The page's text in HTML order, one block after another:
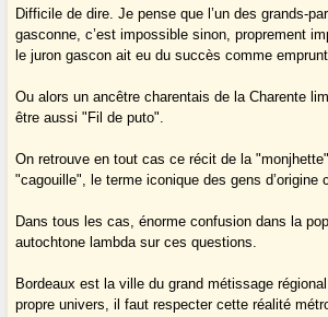
Difficile de dire. Je pense que l’un des grands-
gasconne, c’est impossible sinon, proprement
le juron gascon ait eu du succès comme
Ou alors un ancêtre charentais de la Charente
être aussi "Fil de puto".
On retrouve en tout cas ce récit de la
"cagouille", le terme iconique des gens d’origine
Dans tous les cas, énorme confusion dans la
autochtone lambda sur ces questions.
Bordeaux est la ville du grand métissage
propre univers, il faut respecter cette réalité